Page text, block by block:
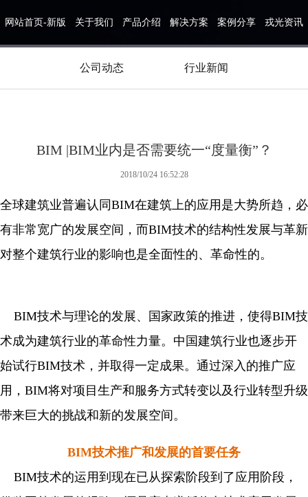
网站首页-新版 关于我们 产品介绍 解决方案 案例分享 戎光资讯
公司动态 行业新闻
BIM |BIM业内是否需要统一“度量衡”？
2018/10/24 16:52:28
全球建筑业普遍认同BIM在建筑上的应用是大势所趋，必
有非常宽广的发展空间，而BIM技术的结构性发展与革新
对整个建筑行业的影响也是全面性的、革命性的。
BIM技术与理论的发展、国家政策的推进，使得BIM技
术成为建筑行业的革命性力量。中国建筑行业也逐步开
始试行BIM技术，并取得一定成果。通过深入的推广应
用，BIM将对项目生产和服务方式转变以及行业转型升级
带来巨大的挑战和新的发展空间。
BIM技术推广和发展的首要任务
BIM技术的运用到现在已从探索阶段到了应用阶段，